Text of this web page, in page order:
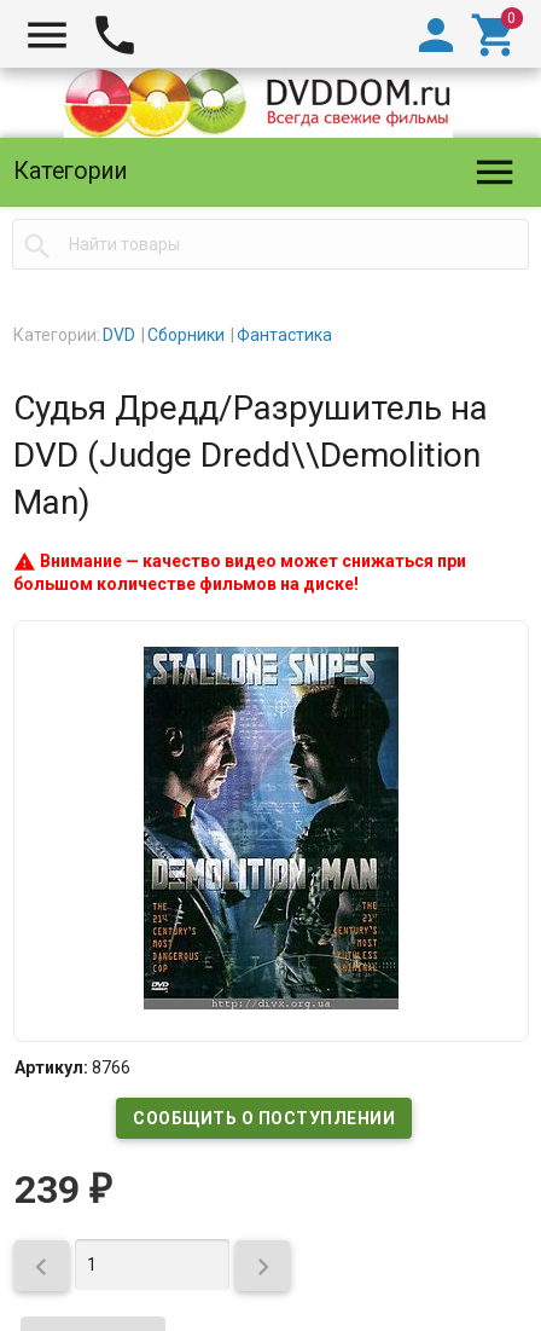
  

Категории 

Категории: DVD Сборники Фантастика
Судья Дредд/Разрушитель на
DVD (Judge Dredd\\Demolition
Man)
warning Внимание — качество видео может снижаться при
большом количестве фильмов на диске!
Артикул: 8766
СООБЩИТЬ О ПОСТУПЛЕНИИ
239 ₽
 